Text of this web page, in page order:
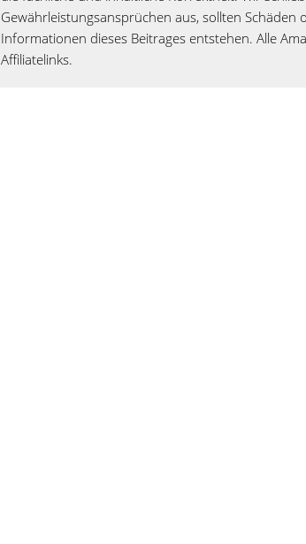
Gewährleistungsansprüchen aus, sollten
Informationen dieses Beitrages entstehen. Alle
Affiliatelinks.